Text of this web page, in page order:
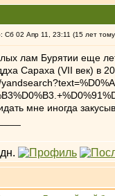
Сб 02 Апр 11, 23:11 (15 лет
лам Бурятии еще
Сараха (VII век) в
мне иногда